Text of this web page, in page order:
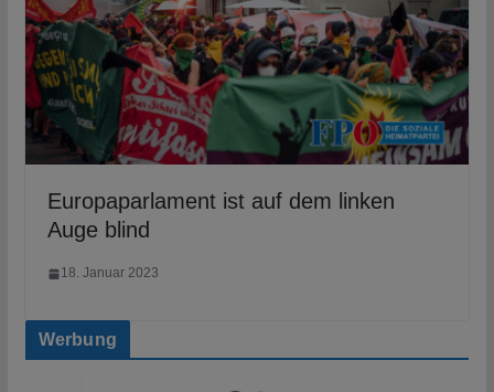
Europaparlament ist auf dem linken
Auge blind
18. Januar 2023
Werbung